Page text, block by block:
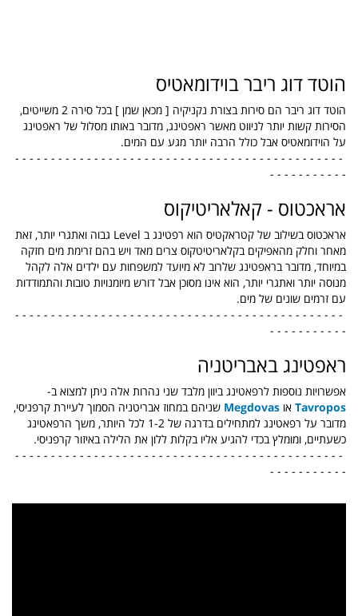
הוטד דוג ריבר בוידומאטיס
הוטד דוג ריבר הם סירות בצורת נקניקיה [ מכאן שמן ] בכל סירה 2 משייטים,
הסירות קשות יותר לניווט מאשר ראפטינג, מדובר באותו מסלול של ראפטינג
על הוידומאטיס אבל כולל הרבה יותר מגע עם המים.
- - - - - - - - - - - - - - - - - - - - - - - - - - - - - - - - - - - - - - - - - - - - - -
- - - - - - - - - - -
אראכטוס - קאלאריטיקוס
אראכטוס בשילוב של קטראקטיס הוא רפטינג ב Level גבוה ואתגרי יותר, זאת
מאחר וחלק מהאפיקים בקלאריטיטקוס צרים מאד ויש בהם זרימת מים חזקה
במיוחד, מדובר בראפטינג שלרוב לא מיועד למשפחות עם ילדים אלה לקהל
מנוסה יותר ואתגרי יותר, הוא אינו מסוכן אבל דורש מיומנויות טובות והתמודדות
עם זרמים שונים של מים.
- - - - - - - - - - - - - - - - - - - - - - - - - - - - - - - - - - - - - - - - - - - - - -
- - - - - - - - - - -
ראפטינג באבריטניה
אפשרויות נוספות לרפאטינג ביוון מלבד שני נהרות אלה ניתן למצוא ב-
Tavropos או Megdovas שניהם במחוז אבריטניה הסמוך לעיירת קרפניסי,
מדובר על רפאטינג למתחילים בדרגה של 1-2 לכל היותר, משך הרפאטינג
כשעתיים, ומומלץ בכדי להגיע אליו בקלות ללון את הלילה באיזור קרפניסי.
- - - - - - - - - - - - - - - - - - - - - - - - - - - - - - - - - - - - - - - - - - - - - -
- - - - - - - - - - -